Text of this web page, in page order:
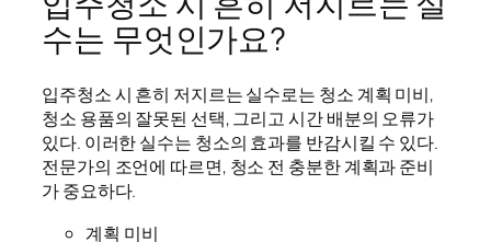
수는 무엇인가요?
입주청소 시 흔히 저지르는 실수로는 청소 계획 미비,
청소 용품의 잘못된 선택, 그리고 시간 배분의 오류가
있다. 이러한 실수는 청소의 효과를 반감시킬 수 있다.
전문가의 조언에 따르면, 청소 전 충분한 계획과 준비
가 중요하다.
계획 미비